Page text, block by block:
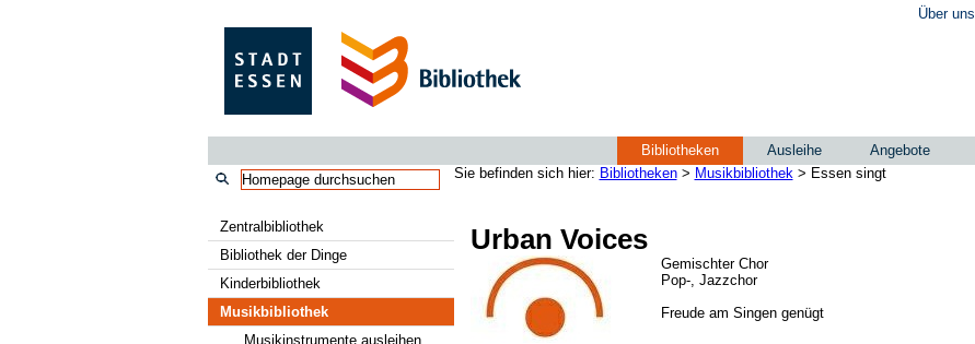
Über uns
Bibliotheken Ausleihe Angebote
Sie befinden sich hier: Bibliotheken> Musikbibliothek> Essen singt
Zentralbibliothek
Bibliothek der Dinge
Kinderbibliothek
Musikbibliothek
Musikinstrumente ausleihen
Urban Voices
Gemischter Chor
Pop-, Jazzchor
Freude am Singen genügt